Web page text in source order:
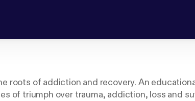
roots of addiction and recovery. An
of triumph over trauma, addiction, loss and